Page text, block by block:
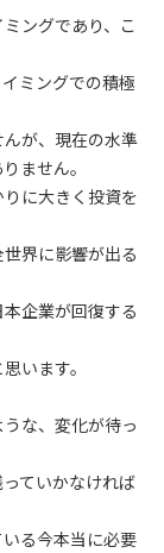
ングであり、こ
ミングでの積極
が、現在の水準
ません。
に大きく投資を
界に影響が出る
企業が回復する
います。
な、変化が待っ
ていかなければ
る今本当に必要